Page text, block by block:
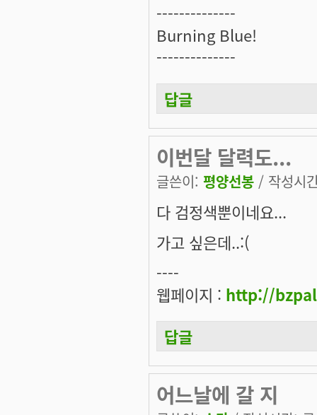
--------------
Burning Blue!
--------------
답글
이번달 달력도...
글쓴이: 평양선봉 / 작성시
다 검정색뿐이네요...
가고 싶은데..:(
----
웹페이지 : http://
답글
어느날에 갈 지